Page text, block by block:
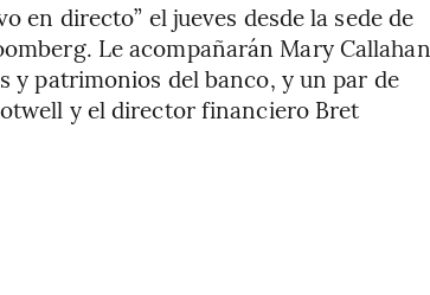
en directo” el jueves desde la sede de
Le acompañarán Mary Callahan
y patrimonios del banco, y un par de
y el director financiero Bret